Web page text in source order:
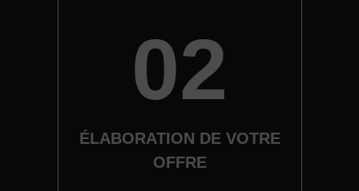
02
ÉLABORATION DE VOTRE
OFFRE